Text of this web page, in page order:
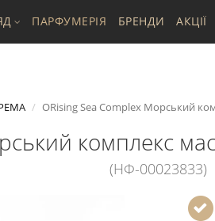
ПАРФУМЕРІЯ БРЕНДИ АКЦІЇ
ORising Sea Complex Морський
комплекс
(НФ-00023833)